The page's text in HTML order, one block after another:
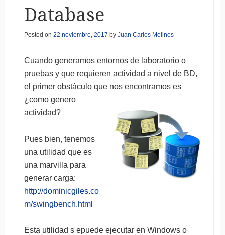
Database
Posted on 22 noviembre, 2017 by Juan Carlos Molinos
Cuando generamos entornos de laboratorio o
pruebas y que requieren actividad a nivel de BD,
el primer obstáculo que nos encontramos es
¿como genero
actividad?
Pues bien, tenemos
una utilidad que es
una marvilla para
generar carga:
http://dominicgiles.co
m/swingbench.html
Esta utilidad s epuede ejecutar en Windows o